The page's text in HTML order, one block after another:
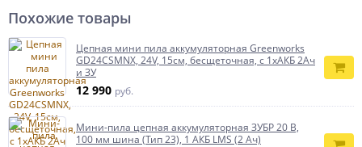
Похожие товары
Цепная мини пила аккумуляторная Greenworks
GD24CSMNX, 24V, 15см, бесщеточная, c 1хАКБ 2Ач
и ЗУ
12 990 руб.
Мини-пила цепная аккумуляторная ЗУБР 20 В,
100 мм шина (Тип 23), 1 АКБ LMS (2 Ач)